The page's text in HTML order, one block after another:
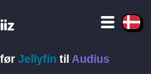
Jellyfin til Audius